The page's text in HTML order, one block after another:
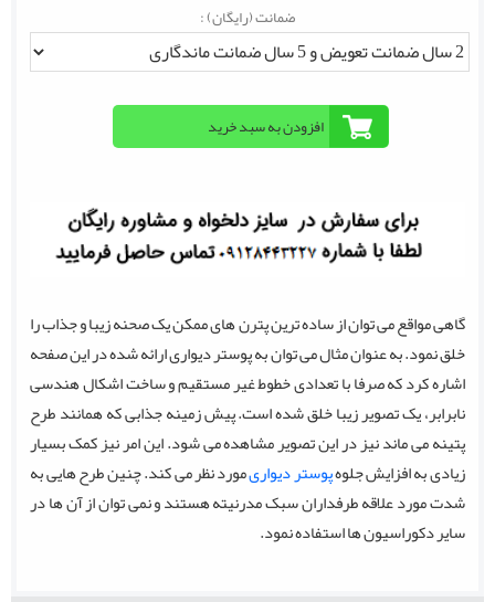
ضمانت (رایگان) :
گاهی مواقع می توان از ساده ترین پترن های ممکن یک صحنه زیبا و جذاب را
خلق نمود. به عنوان مثال می توان به پوستر دیواری ارائه شده در این صفحه
اشاره کرد که صرفا با تعدادی خطوط غیر مستقیم و ساخت اشکال هندسی
نابرابر، یک تصویر زیبا خلق شده است. پیش زمینه جذابی که همانند طرح
پتینه می ماند نیز در این تصویر مشاهده می شود. این امر نیز کمک بسیار
زیادی به افزایش جلوهپوستر دیواریمورد نظر می کند. چنین طرح هایی به
شدت مورد علاقه طرفداران سبک مدرنیته هستند و نمی توان از آن ها در
سایر دکوراسیون ها استفاده نمود.